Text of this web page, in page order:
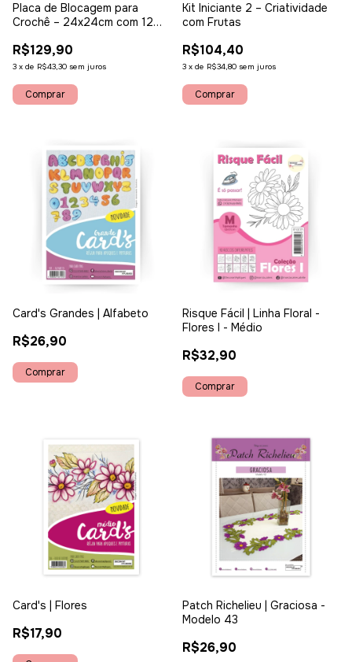
Placa de Blocagem para
Crochê – 24x24cm com 12
R$129,90
3 x de R$43,30 sem juros
Kit Iniciante 2 – Criatividade
com Frutas
R$104,40
3 x de R$34,80 sem juros
Card's Grandes | Alfabeto
R$26,90
Risque Fácil | Linha Floral -
Flores I - Médio
R$32,90
Card's | Flores
R$17,90
Patch Richelieu | Graciosa -
Modelo 43
R$26,90